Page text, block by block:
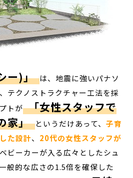
ー)」 は、地震に強いパナソ
テクノストラクチャー工法を採
トが 「女性スタッフで
家」 というだけあって、 子育
た設計、 20代の女性スタッフが
ビーカーが入る広々としたシュ
般的な広さの1.5倍を確保した